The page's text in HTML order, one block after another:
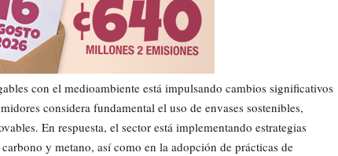
con el medioambiente está impulsando cambios significativos
considera fundamental el uso de envases sostenibles,
En respuesta, el sector está implementando estrategias
y metano, así como en la adopción de prácticas de